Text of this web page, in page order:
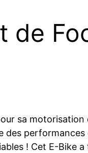
de
sa
des
! Cet E-Bike